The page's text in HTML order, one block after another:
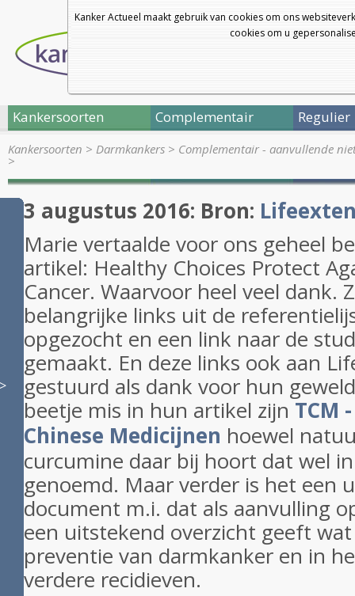
Kanker Actueel maakt gebruik van cookies om ons
cookies om u
Kankersoorten Complementair Regulier
Kankersoorten > Darmkankers > Complementair - aanvullende
>
3 augustus 2016: Bron:
Marie vertaalde voor ons geheel
artikel: Healthy Choices Protect
Cancer. Waarvoor heel veel dank.
belangrijke links uit de
opgezocht en een link naar de
gemaakt. En deze links ook aan
gestuurd als dank voor hun
beetje mis in hun artikel zijn TCM
Chinese Medicijnen hoewel
curcumine daar bij hoort dat wel
genoemd. Maar verder is het een
document m.i. dat als aanvulling
een uitstekend overzicht geeft
preventie van darmkanker en in
verdere recidieven.